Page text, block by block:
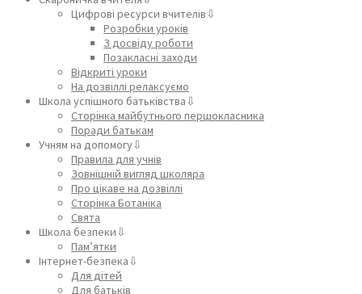
Цифрові ресурси вчителів⇩
Розробки уроків
З досвіду роботи
Позакласні заходи
Відкриті уроки
На дозвіллі релаксуємо
Школа успішного батьківства⇩
Сторінка майбутнього першокласника
Поради батькам
Учням на допомогу⇩
Правила для учнів
Зовнішній вигляд школяра
Про цікаве на дозвіллі
Сторінка Ботаніка
Свята
Школа безпеки⇩
Пам’ятки
Інтернет-безпека⇩
Для дітей
Для батьків